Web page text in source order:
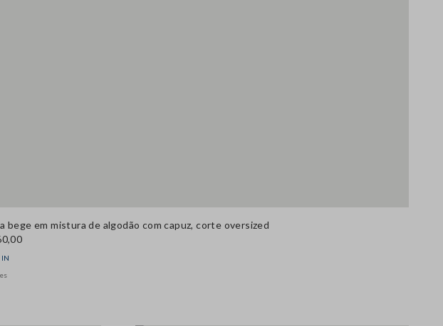
bege em mistura de algodão com capuz, corte oversized
IN